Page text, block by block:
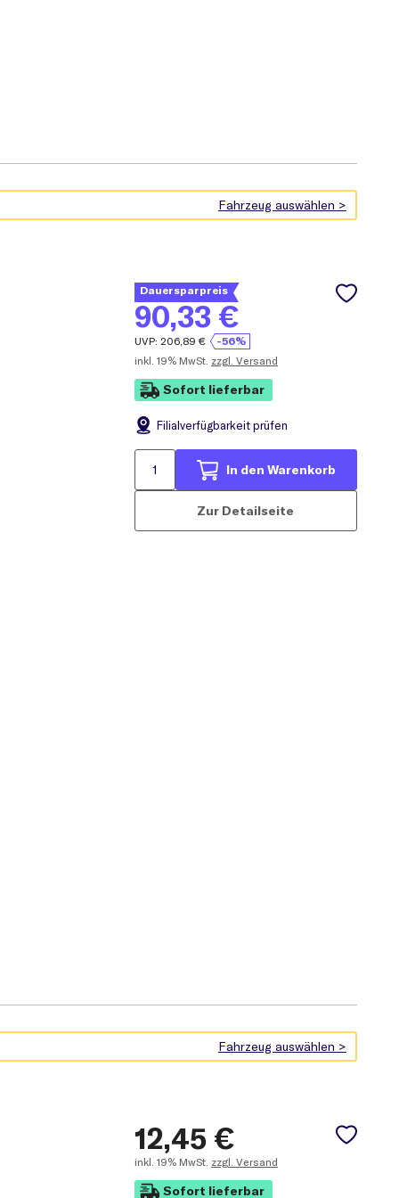
Dauersparpreis
90,33 €
UVP: 206,89 €
-56%
inkl. 19% MwSt. zzgl. Versand
Sofort lieferbar
Filialverfügbarkeit prüfen
In den Warenkorb
Zur Detailseite
12,45 €
inkl. 19% MwSt. zzgl. Versand
Sofort lieferbar